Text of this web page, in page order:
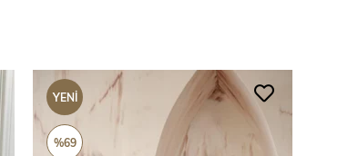
YENI
ÜRÜN
%69